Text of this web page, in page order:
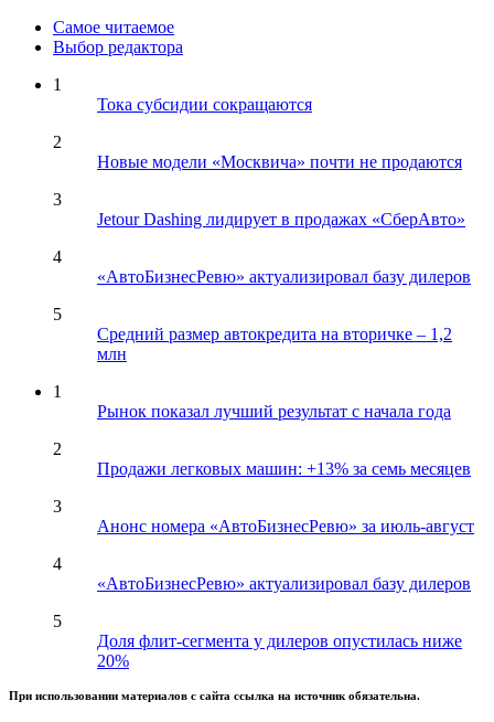
Самое читаемое
Выбор редактора
1
Тока субсидии сокращаются
2
Новые модели «Москвича» почти не продаются
3
Jetour Dashing лидирует в продажах «СберАвто»
4
«АвтоБизнесРевю» актуализировал базу дилеров
5
Средний размер автокредита на вторичке – 1,2
млн
1
Рынок показал лучший результат с начала года
2
Продажи легковых машин: +13% за семь месяцев
3
Анонс номера «АвтоБизнесРевю» за июль-август
4
«АвтоБизнесРевю» актуализировал базу дилеров
5
Доля флит-сегмента у дилеров опустилась ниже
20%
При использовании материалов с сайта ссылка на источник обязательна.